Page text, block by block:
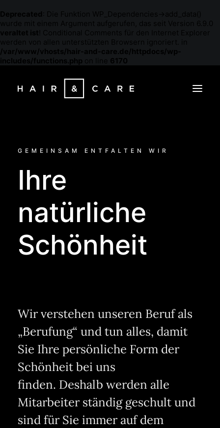
Deprecated
: Die Funktion WP_Dependencies->add_data()
wurde mit einem Argument aufgerufen, das seit Version 6.9.0
veraltet ist ! Conditional Comments für den Internet Explorer
werden von allen unterstützten Browsern ignoriert. in
/var/www/vhosts/hair-and-care.de/httpdocs/wp-
includes/functions.php on line 6170
GEMEINSAM ENTFALTEN WIR
Ihre
natürliche
Schönheit
Wir verstehen unseren Beruf als
„Berufung“ und tun alles, damit
Sie Ihre persönliche Form der
Schönheit bei uns
finden. Deshalb werden alle
Mitarbeiter ständig geschult und
sind für Sie immer auf dem